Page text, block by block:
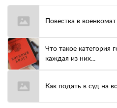
Повестка в
Что такое категория
каждая из них...
Как подать в суд на